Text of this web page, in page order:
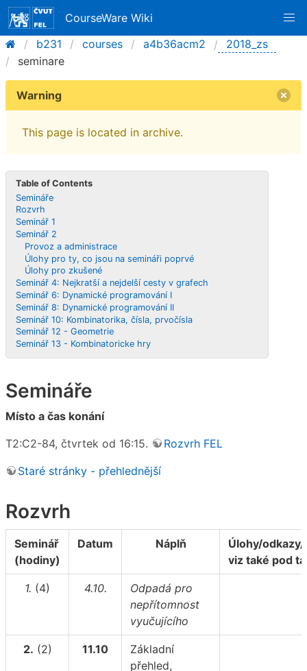
CourseWare Wiki
b231
courses a4b36acm2
2018_zs
seminare
Warning
This page is located in archive.
Table of Contents
Semináře
Rozvrh
Seminář 1
Seminář 2
Provoz a administrace
Úlohy pro ty, co jsou na semináři poprvé
Úlohy pro zkušené
Seminář 4: Nejkratší a nejdelší cesty v grafech
Seminář 6: Dynamické programování I
Seminář 8: Dynamické programování II
Seminář 10: Kombinatorika, čísla, prvočísla
Seminář 12 - Geometrie
Seminář 13 - Kombinatoricke hry
Semináře
Místo a čas konání
T2:C2-84, čtvrtek od 16:15.
Rozvrh FEL
Staré stránky - přehlednější
Rozvrh
Seminář
(hodiny)
Datum Náplň
Úlohy/
viz také pod
1. (4) 4.10.
Odpadá pro
nepřítomnost
vyučujícího
2. (2) 11.10
Základní
přehled,